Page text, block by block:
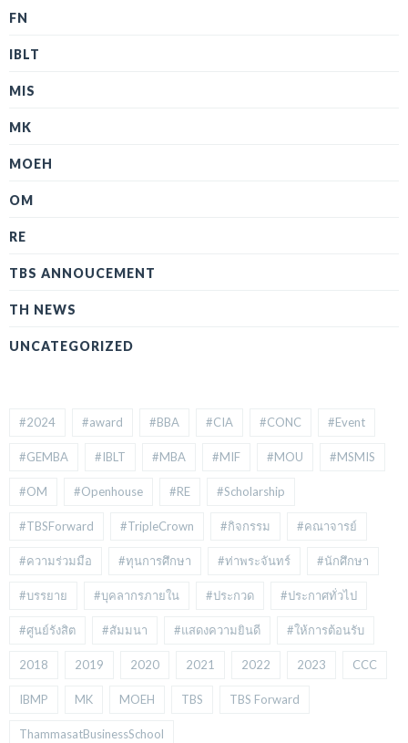
FN
IBLT
MIS
MK
MOEH
OM
RE
TBS ANNOUCEMENT
TH NEWS
UNCATEGORIZED
#2024 #award #BBA #CIA #CONC #Event
#GEMBA #IBLT #MBA #MIF #MOU #MSMIS
#OM #Openhouse #RE #Scholarship
#TBSForward #TripleCrown #กิจกรรม #คณาจารย์
#ความร่วมมือ #ทุนการศึกษา #ท่าพระจันทร์ #นักศึกษา
#บรรยาย #บุคลากรภายใน #ประกวด #ประกาศทั่วไป
#ศูนย์รังสิต #สัมมนา #แสดงความยินดี #ให้การต้อนรับ
2018 2019 2020 2021 2022 2023 CCC
IBMP MK MOEH TBS TBS Forward
ThammasatBusinessSchool